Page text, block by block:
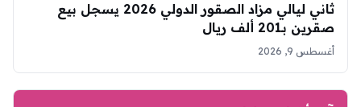
ثاني ليالي مزاد الصقور الدولي 2026 يسجل بيع
صقرين بـ201 ألف ريال
أغسطس 9, 2026